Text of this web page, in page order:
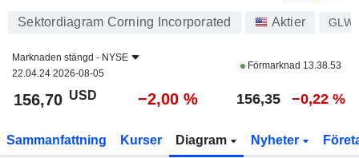
Sektordiagram Corning Incorporated Aktier GLW
Marknaden stängd - NYSE
22.04.24 2026-08-05
Förmarknad 13.38.53
156,70 USD −2,00 % 156,35 −0,22 %
Sammanfattning Kurser Diagram Nyheter